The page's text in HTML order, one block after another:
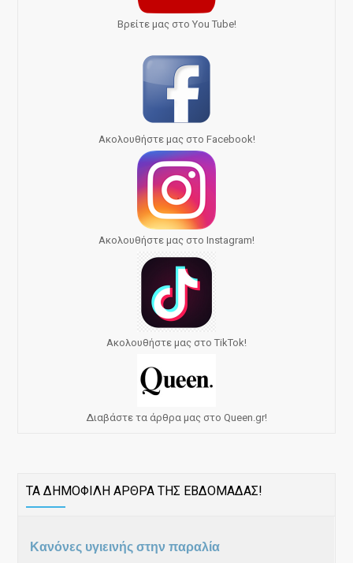
Bρείτε μας στο You Tube!
Ακολουθήστε μας στο Facebook!
Ακολουθήστε μας στο Instagram!
Ακολουθήστε μας στο TikTok!
Διαβάστε τα άρθρα μας στο Queen.gr!
ΤΑ ΔΗΜΟΦΙΛΗ ΑΡΘΡΑ ΤΗΣ ΕΒΔΟΜΑΔΑΣ!
Κανόνες υγιεινής στην παραλία